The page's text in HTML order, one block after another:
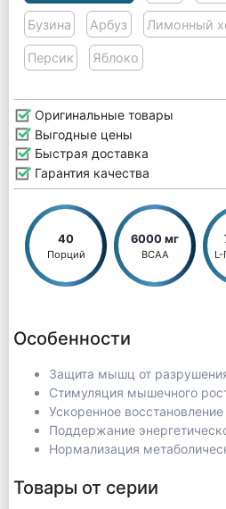
Бузина Арбуз Лимонный
Персик Яблоко
Оригинальные товары
Выгодные цены
Быстрая доставка
Гарантия качества
40
Порций
6000 мг
BCAA
Особенности
Защита мышц от
Стимуляция мышечного
Ускоренное восстановление
Поддержание
Нормализация
Товары от серии